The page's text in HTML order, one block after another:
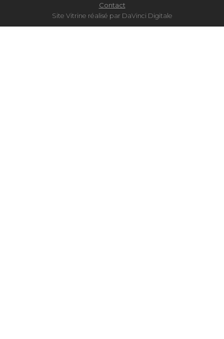
Site Vitrine réalisé par DaVinci Digitale
Contact